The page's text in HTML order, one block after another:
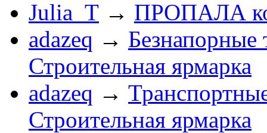
Julia_T → ПРОПАЛА
adazeq → Безнапорные
Строительная ярмарка
adazeq →
Строительная ярмарка